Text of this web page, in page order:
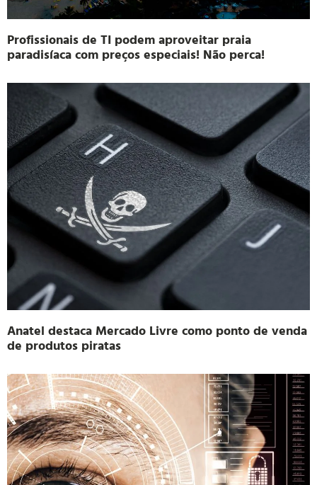
Profissionais de TI podem aproveitar praia
paradisíaca com preços especiais! Não perca!
Anatel destaca Mercado Livre como ponto de venda
de produtos piratas